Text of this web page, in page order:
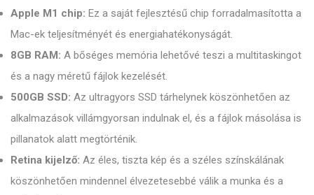
Apple M1 chip: Ez a saját fejlesztésű chip forradalmasította a
Mac-ek teljesítményét és energiahatékonyságát.
8GB RAM: A bőséges memória lehetővé teszi a multitaskingot
és a nagy méretű fájlok kezelését.
500GB SSD: Az ultragyors SSD tárhelynek köszönhetően az
alkalmazások villámgyorsan indulnak el, és a fájlok másolása is
pillanatok alatt megtörténik.
Retina kijelző: Az éles, tiszta kép és a széles színskálának
köszönhetően mindennel élvezetesebbé válik a munka és a